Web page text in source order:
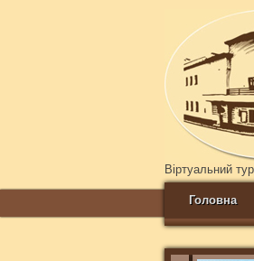
Віртуальний
Головна